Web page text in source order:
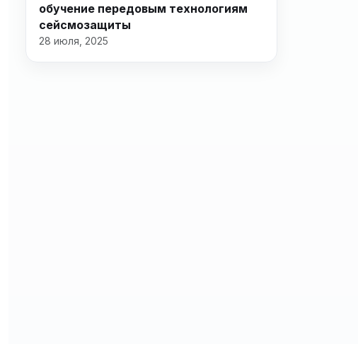
обучение передовым технологиям
сейсмозащиты
28 июля, 2025